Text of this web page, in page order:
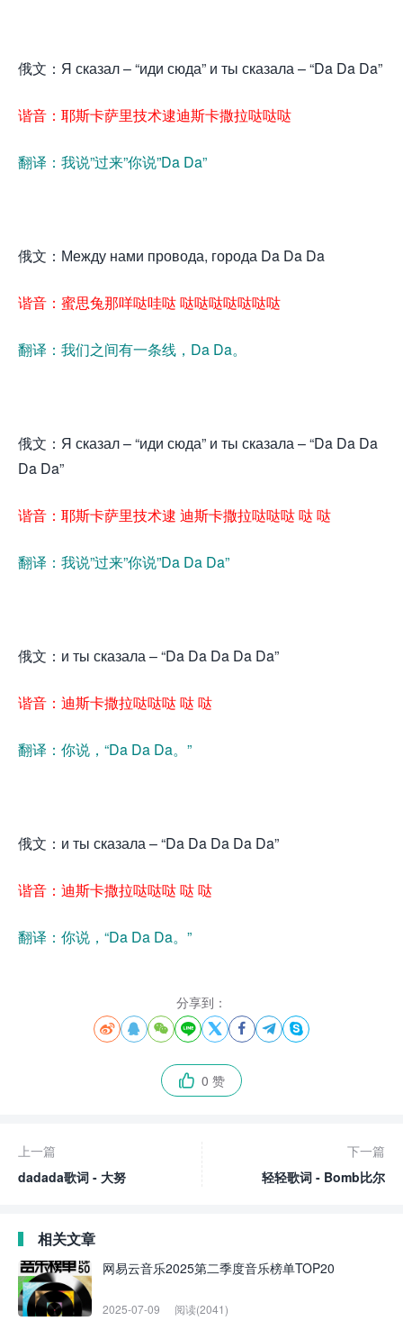
俄文：Я сказал – “иди сюда” и ты сказала – “Da Da Da”
谐音：耶斯卡萨里技术逮迪斯卡撒拉哒哒哒
翻译：我说”过来”你说”Da Da”
俄文：Между нами провода, города Da Da Da
谐音：蜜思兔那咩哒哇哒 哒哒哒哒哒哒哒
翻译：我们之间有一条线，Da Da。
俄文：Я сказал – “иди сюда” и ты сказала – “Da Da Da
Da Da”
谐音：耶斯卡萨里技术逮 迪斯卡撒拉哒哒哒 哒 哒
翻译：我说”过来”你说”Da Da Da”
俄文：и ты сказала – “Da Da Da Da Da”
谐音：迪斯卡撒拉哒哒哒 哒 哒
翻译：你说，“Da Da Da。”
俄文：и ты сказала – “Da Da Da Da Da”
谐音：迪斯卡撒拉哒哒哒 哒 哒
翻译：你说，“Da Da Da。”
分享到：
       
 0 赞
上一篇
dadada歌词 - 大努
下一篇
轻轻歌词 - Bomb比尔
相关文章
网易云音乐2025第二季度音乐榜单TOP20
2025-07-09 阅读(2041)